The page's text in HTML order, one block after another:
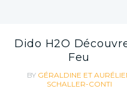
Dido H2O
Feu
BY GÉRALDINE ET
SCHALLER-CONTI